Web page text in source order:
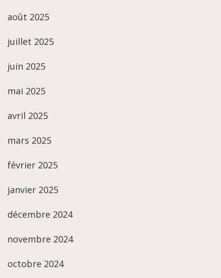
août 2025
juillet 2025
juin 2025
mai 2025
avril 2025
mars 2025
février 2025
janvier 2025
décembre 2024
novembre 2024
octobre 2024